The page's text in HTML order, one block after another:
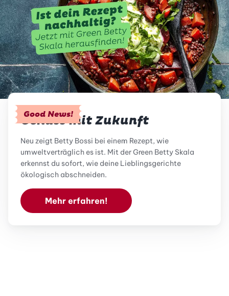
Good News!
Genuss mit Zukunft
Neu zeigt Betty Bossi bei einem Rezept, wie
umweltverträglich es ist. Mit der Green Betty Skala
erkennst du sofort, wie deine Lieblingsgerichte
ökologisch abschneiden.
Mehr erfahren!